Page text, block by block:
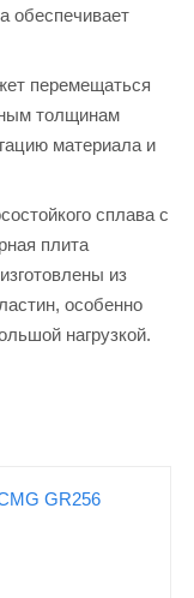
обеспечивает
перемещаться
толщинам
материала и
сплава с
плита
из
особенно
нагрузкой.